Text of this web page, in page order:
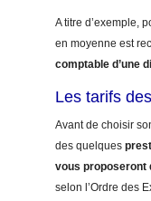
A titre d’exemple,
en moyenne est
comptable d’une
Les tarifs
Avant de choisir
des quelques
vous proposeront
selon l’Ordre des